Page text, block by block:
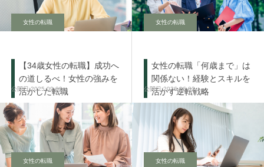
女性の転職
【34歳女性の転職】成功へ
の道しるべ！女性の強みを
活かした転職
2025.09.09
女性の転職
女性の転職「何歳まで」は
関係ない！経験とスキルを
活かす逆転戦略
2026.06.02
女性の転職 女性の転職